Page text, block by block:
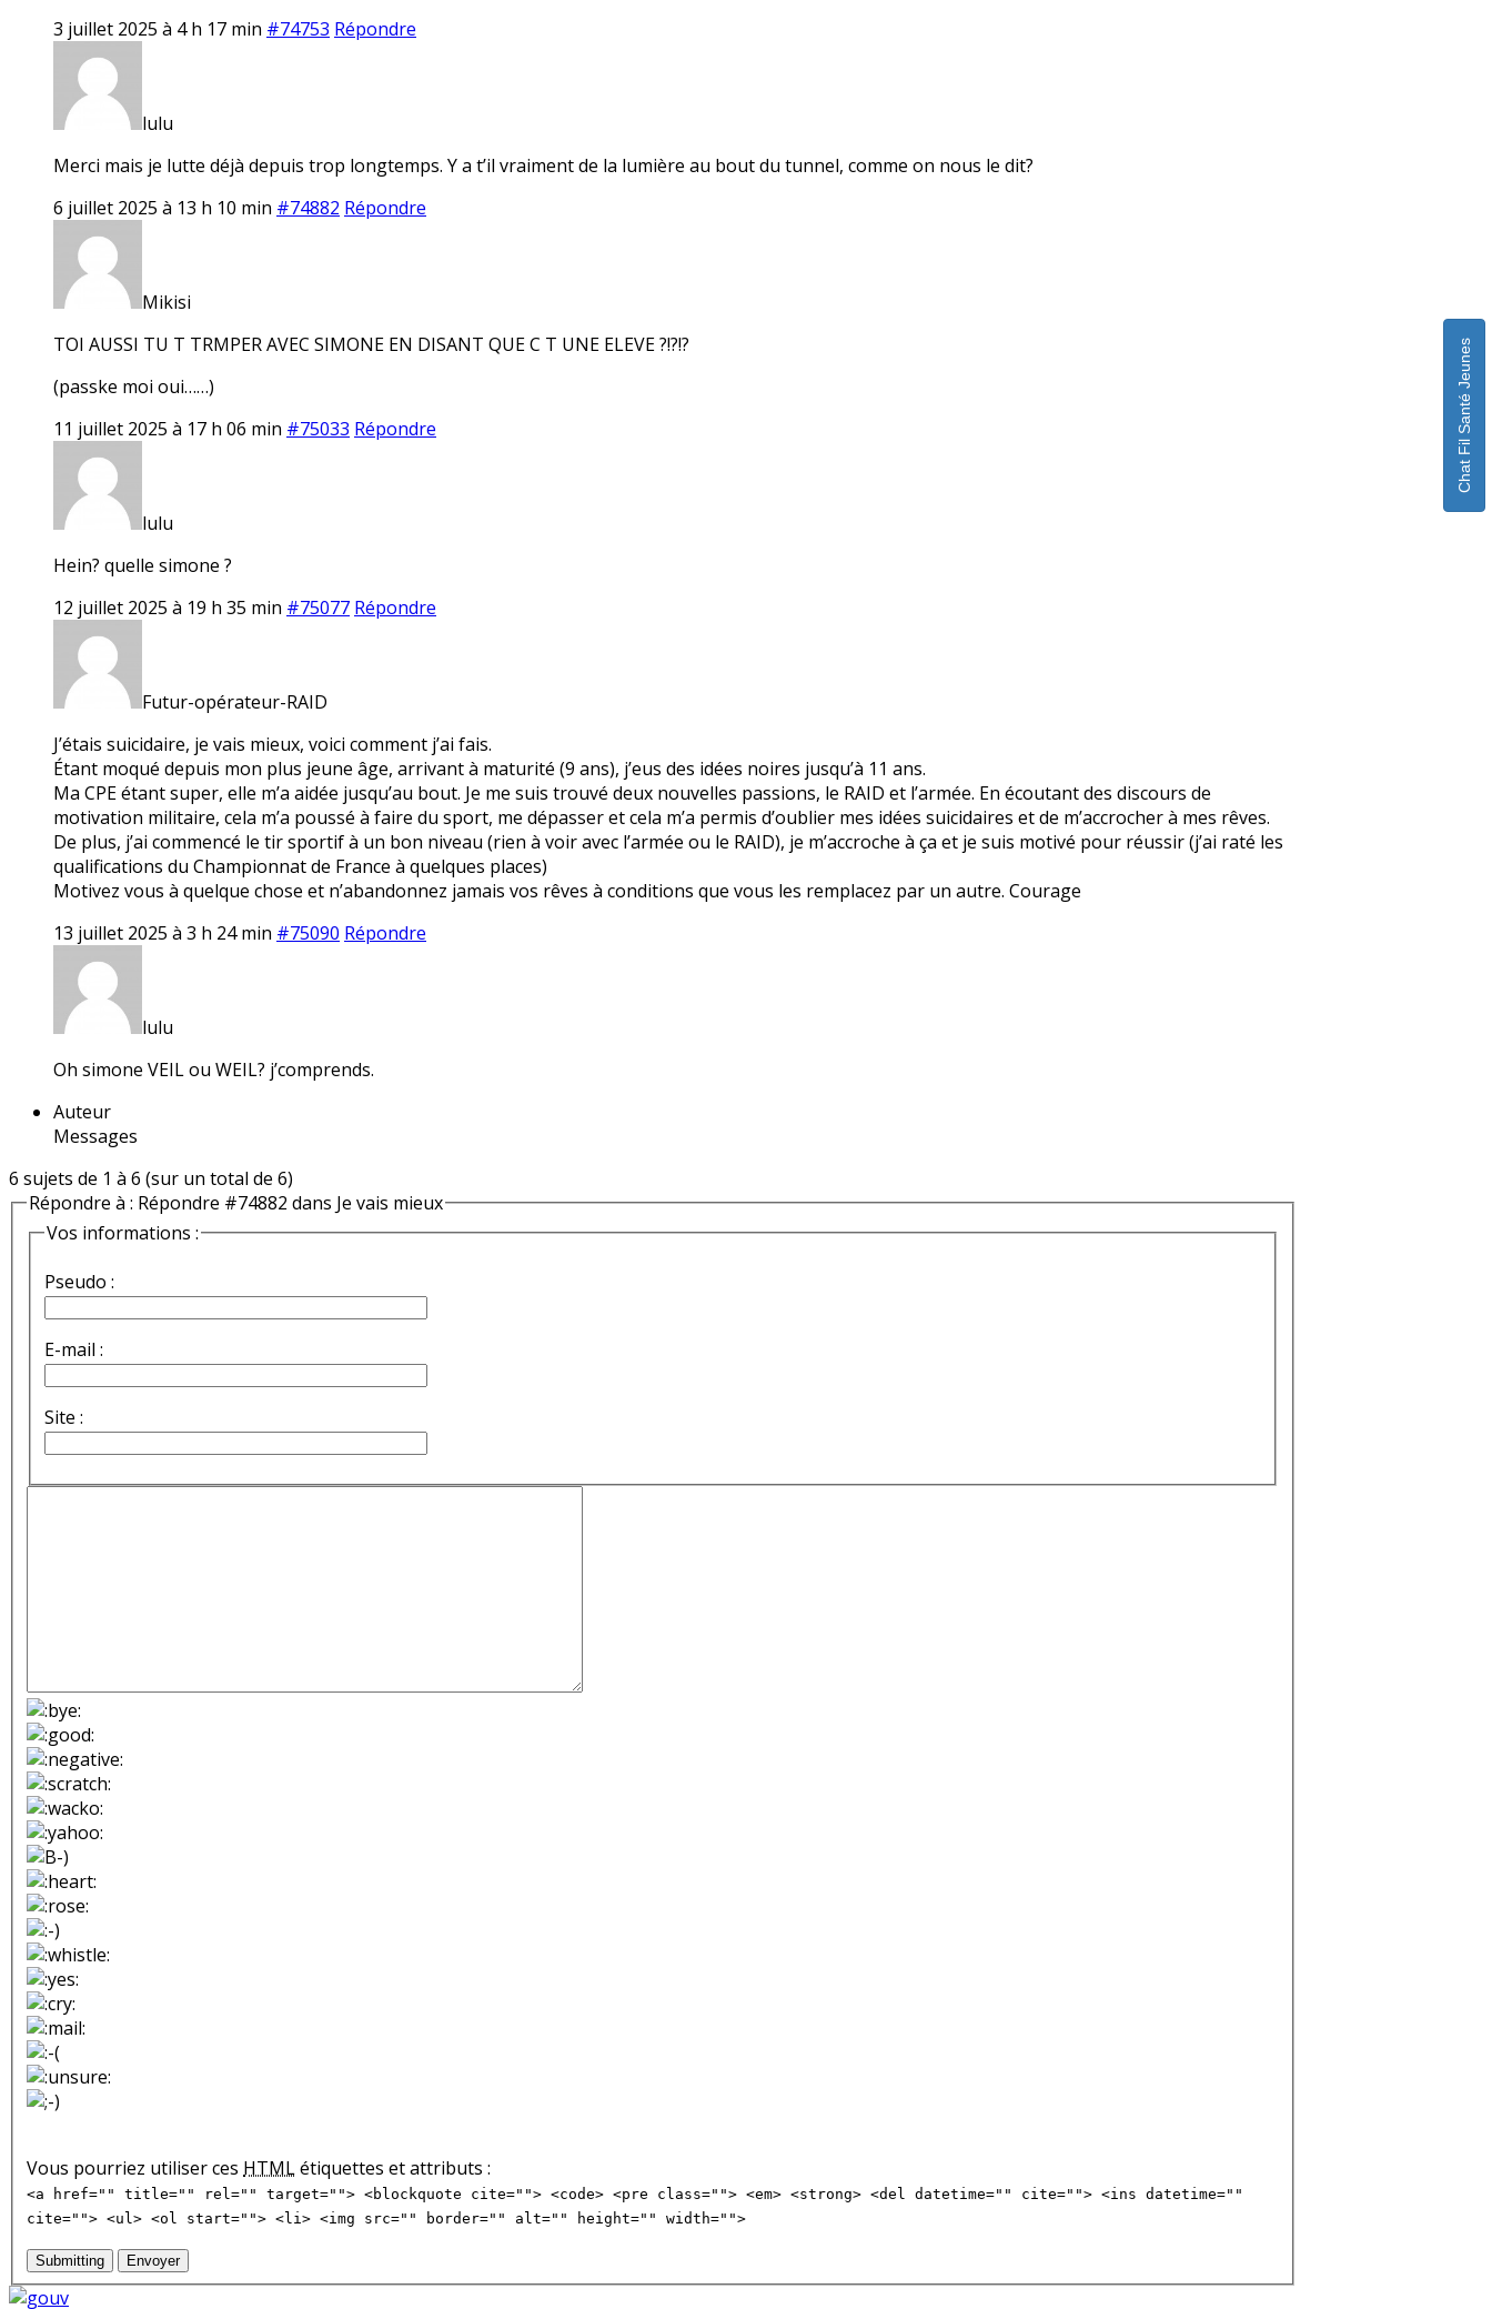
3 juillet 2025 à 4 h 17 min #74753 Répondre
lulu
Merci mais je lutte déjà depuis trop longtemps. Y a t’il vraiment de la lumière au bout du tunnel, comme on nous le dit?
6 juillet 2025 à 13 h 10 min #74882 Répondre
Mikisi
TOI AUSSI TU T TRMPER AVEC SIMONE EN DISANT QUE C T UNE ELEVE ?!?!?
(passke moi oui……)
11 juillet 2025 à 17 h 06 min #75033 Répondre
lulu
Hein? quelle simone ?
12 juillet 2025 à 19 h 35 min #75077 Répondre
Futur-opérateur-RAID
J’étais suicidaire, je vais mieux, voici comment j’ai fais.
Étant moqué depuis mon plus jeune âge, arrivant à maturité (9 ans), j’eus des idées noires jusqu’à 11 ans.
Ma CPE étant super, elle m’a aidée jusqu’au bout. Je me suis trouvé deux nouvelles passions, le RAID et l’armée. En écoutant des discours de
motivation militaire, cela m’a poussé à faire du sport, me dépasser et cela m’a permis d’oublier mes idées suicidaires et de m’accrocher à mes rêves.
De plus, j’ai commencé le tir sportif à un bon niveau (rien à voir avec l’armée ou le RAID), je m’accroche à ça et je suis motivé pour réussir (j’ai raté les
qualifications du Championnat de France à quelques places)
Motivez vous à quelque chose et n’abandonnez jamais vos rêves à conditions que vous les remplacez par un autre. Courage
13 juillet 2025 à 3 h 24 min #75090 Répondre
lulu
Oh simone VEIL ou WEIL? j’comprends.
Auteur
Messages
6 sujets de 1 à 6 (sur un total de 6)
Répondre à : Répondre #74882 dans Je vais mieux
Vos informations :
Pseudo :
E-mail :
Site :
Vous pourriez utiliser ces HTMLétiquettes et attributs :
<a href="" title="" rel="" target=""> <blockquote cite=""> <code> <pre class=""> <em> <strong> <del datetime="" cite=""> <ins datetime=""
cite=""> <ul> <ol start=""> <li> <img src="" border="" alt="" height="" width="">
Submitting Envoyer
Chat Fil Santé Jeunes